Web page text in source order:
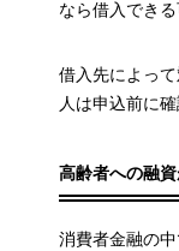
なら借入できる
借入先によっ
人は申込前に確
高齢者への融
消費者金融の